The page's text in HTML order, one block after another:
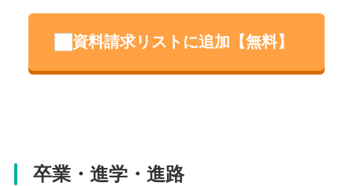
資料請求リストに追加【無料】
卒業・進学・進路